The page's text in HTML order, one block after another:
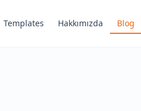
Templates Hakkımızda Blog